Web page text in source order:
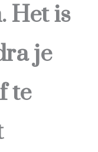
Het is
je
te